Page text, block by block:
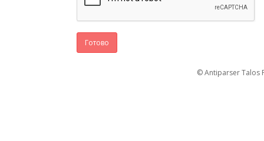
Готово
© Antiparser Talos